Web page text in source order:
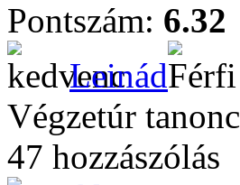
Pontszám: 6.32
Leinád
Végzetúr tanonc
47 hozzászólás